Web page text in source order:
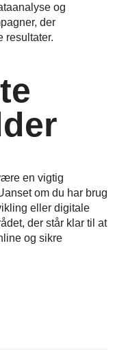
og
der
resultater.
en vigtig
om du har brug
eller digitale
der står klar til at
og sikre